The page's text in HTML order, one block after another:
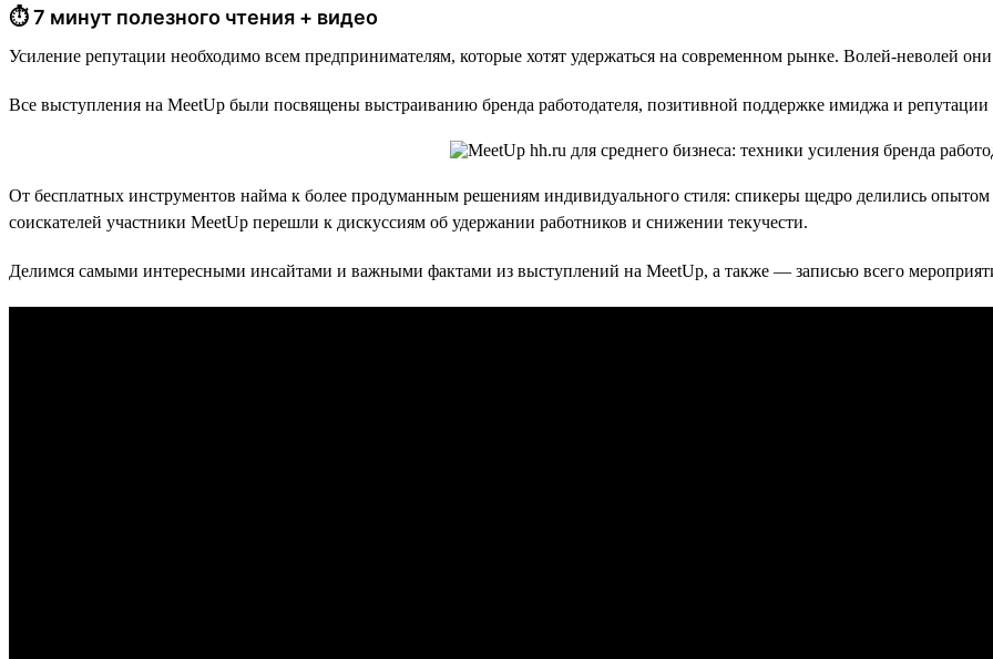
⏱ 7 минут полезного чтения + видео
Усиление репутации необходимо всем предпринимателям, которые хотят удержаться на современном рынке. Волей-неволей
Все выступления на MeetUp были посвящены выстраиванию бренда работодателя, позитивной поддержке имиджа и
От бесплатных инструментов найма к более продуманным решениям индивидуального стиля: спикеры щедро делились
соискателей участники MeetUp перешли к дискуссиям об удержании работников и снижении текучести.
Делимся самыми интересными инсайтами и важными фактами из выступлений на MeetUp, а также — записью всего